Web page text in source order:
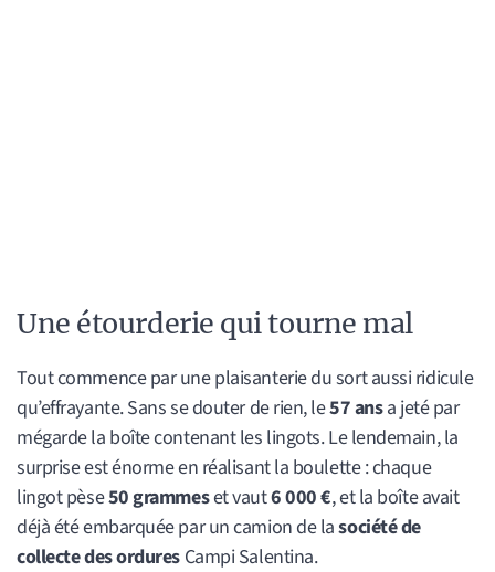
Une étourderie qui tourne mal
Tout commence par une plaisanterie du sort aussi ridicule
qu’effrayante. Sans se douter de rien, le57 ansa jeté par
mégarde la boîte contenant les lingots. Le lendemain, la
surprise est énorme en réalisant la boulette : chaque
lingot pèse50 grammeset vaut6 000 €, et la boîte avait
déjà été embarquée par un camion de lasociété de
collecte des ordures Campi Salentina.